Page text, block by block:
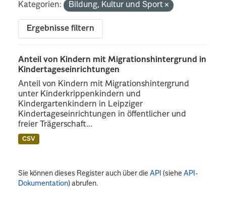
Kategorien:
Bildung, Kultur und Sport
Ergebnisse filtern
Anteil von Kindern mit Migrationshintergrund in
Kindertageseinrichtungen
Anteil von Kindern mit Migrationshintergrund
unter Kinderkrippenkindern und
Kindergartenkindern in Leipziger
Kindertageseinrichtungen in öffentlicher und
freier Trägerschaft...
CSV
Sie können dieses Register auch über dieAPI (sieheAPI-
Dokumentation) abrufen.